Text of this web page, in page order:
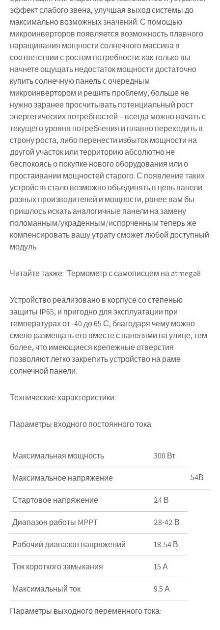
эффект слабого звена, улучшая выход системы до
максимально возможных значений. С помощью
микроинверторов появляется возможность плавного
наращивания мощности солнечного массива в
соответствии с ростом потребности: как только вы
начнете ощущать недостаток мощности достаточно
купить солнечную панель с очередным
микроинвертором и решить проблему, больше не
нужно заранее просчитывать потенциальный рост
энергетических потребностей – всегда можно начать с
текущего уровня потребления и плавно переходить в
строну роста, либо перенести избыток мощности на
другой участок или территорию абсолютно не
беспокоясь о покупке нового оборудования или о
простаивании мощностей старого. С появление таких
устройств стало возможно объединять в цепь панели
разных производителей и мощности, ранее вам бы
пришлось искать аналогичные панели на замену
поломанным/украденным/испорченным теперь же
компенсировать вашу утрату сможет любой доступный
модуль.
Читайте также: Термометр с самописцем на atmega8
Устройство реализовано в корпусе со степенью
защиты IP65, и пригодно для эксплуатации при
температурах от -40 до 65 С, благодаря чему можно
смело размещать его вместе с панелями на улице, тем
более, что имеющиеся крепежные отверстия
позволяют легко закрепить устройство на раме
солнечной панели.
Технические характеристики:
Параметры входного постоянного тока:
Максимальная мощность 300 Вт
Максимальное напряжение 54В
Стартовое напряжение 24 В
Диапазон работы MPPT 28-42 В
Рабочий диапазон напряжений 18-54 В
Ток короткого замыкания 15 А
Максимальный ток 9.5 А
Параметры выходного переменного тока: